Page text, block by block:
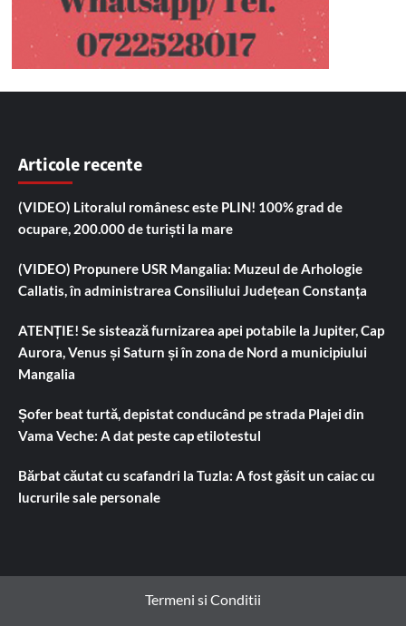
Articole recente
(VIDEO) Litoralul românesc este PLIN! 100% grad de
ocupare, 200.000 de turiști la mare
(VIDEO) Propunere USR Mangalia: Muzeul de Arhologie
Callatis, în administrarea Consiliului Județean Constanța
ATENȚIE! Se sistează furnizarea apei potabile la Jupiter, Cap
Aurora, Venus și Saturn și în zona de Nord a municipiului
Mangalia
Șofer beat turtă, depistat conducând pe strada Plajei din
Vama Veche: A dat peste cap etilotestul
Bărbat căutat cu scafandri la Tuzla: A fost găsit un caiac cu
lucrurile sale personale
Termeni si Conditii